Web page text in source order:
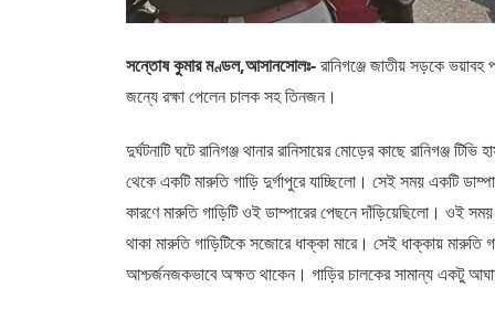
সন্তোষ কুমার মণ্ডল,আসানসোলঃ-রানিগঞ্জে জাতীয় সড়কে ভয়াবহ
জন্যে রক্ষা পেলেন চালক সহ তিনজন।
দুর্ঘটনাটি ঘটে রানিগঞ্জ থানার রানিসায়ের মোড়ের কাছে রানিগঞ্জ
থেকে একটি মারুতি গাড়ি দুর্গাপুরে যাচ্ছিলো। সেই সময় একটি
কারণে মারুতি গাড়িটি ওই ডাম্পারের পেছনে দাঁড়িয়েছিলো। ওই
থাকা মারুতি গাড়িটিকে সজোরে ধাক্কা মারে। সেই ধাক্কায়
আশ্চর্জনজকভাবে অক্ষত থাকেন। গাড়ির চালকের সামান্য একটু